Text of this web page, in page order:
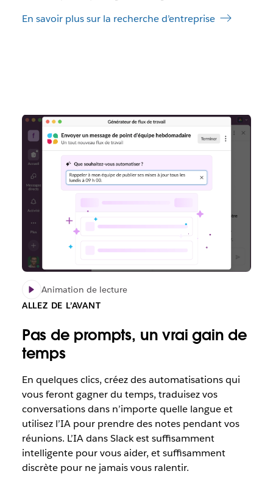
En savoir plus sur la recherche d’entreprise
Animation de lecture
ALLEZ DE L’AVANT
Pas de prompts, un vrai gain de
temps
En quelques clics, créez des automatisations qui
vous feront gagner du temps, traduisez vos
conversations dans n’importe quelle langue et
utilisez l’IA pour prendre des notes pendant vos
réunions. L’IA dans Slack est suffisamment
intelligente pour vous aider, et suffisamment
discrète pour ne jamais vous ralentir.